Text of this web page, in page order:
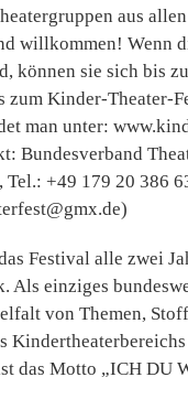
aus
willkommen! Wenn
können sie sich bis
zum Kinder-Theater-
man unter:
Bundesverband
Tel.: +49 179 20 386
Festival alle zwei
Als einziges
von Themen,
das Motto „ICH DU